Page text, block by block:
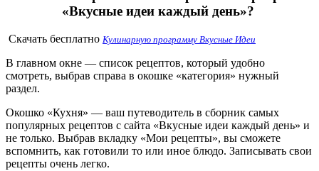
«Вкусные идеи каждый день»?
Скачать бесплатно Кулинарную программу Вкусные Идеи
В главном окне — список рецептов, который удобно
смотреть, выбрав справа в окошке «категория» нужный
раздел.
Окошко «Кухня» — ваш путеводитель в сборник самых
популярных рецептов с сайта «Вкусные идеи каждый день» и
не только. Выбрав вкладку «Мои рецепты», вы сможете
вспомнить, как готовили то или иное блюдо. Записывать свои
рецепты очень легко.